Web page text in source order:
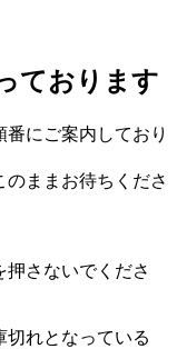
ております
にご案内しており
ままお待ちくださ
さないでくださ
切れとなっている